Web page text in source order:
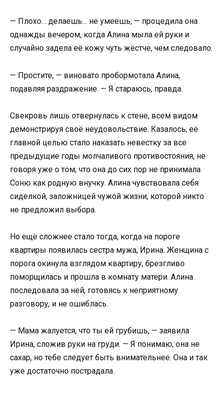
— Плохо… делаешь… не умеешь, — процедила она
однажды вечером, когда Алина мыла ей руки и
случайно задела её кожу чуть жёстче, чем следовало.
— Простите, — виновато пробормотала Алина,
подавляя раздражение. — Я стараюсь, правда.
Свекровь лишь отвернулась к стене, всем видом
демонстрируя своё неудовольствие. Казалось, её
главной целью стало наказать невестку за все
предыдущие годы молчаливого противостояния, не
говоря уже о том, что она до сих пор не принимала
Соню как родную внучку. Алина чувствовала себя
сиделкой, заложницей чужой жизни, которой никто
не предложил выбора.
Но ещё сложнее стало тогда, когда на пороге
квартиры появилась сестра мужа, Ирина. Женщина с
порога окинула взглядом квартиру, брезгливо
поморщилась и прошла в комнату матери. Алина
последовала за ней, готовясь к неприятному
разговору, и не ошиблась.
— Мама жалуется, что ты ей грубишь, — заявила
Ирина, сложив руки на груди. — Я понимаю, она не
сахар, но тебе следует быть внимательнее. Она и так
уже достаточно пострадала.